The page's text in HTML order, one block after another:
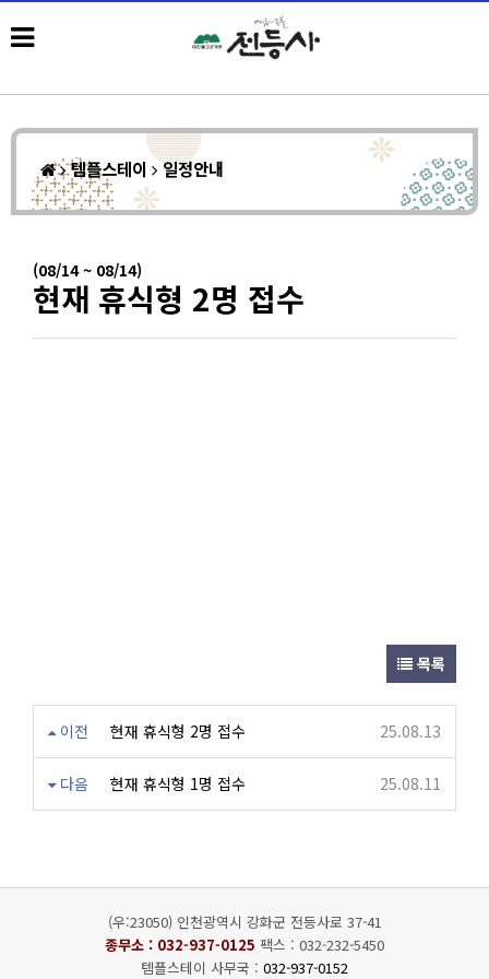
템플스테이 일정안내
(08/14 ~ 08/14)
현재 휴식형 2명 접수
목록
이전 현재 휴식형 2명 접수 25.08.13
다음 현재 휴식형 1명 접수 25.08.11
(우:23050) 인천광역시 강화군 전등사로 37-41
종무소 : 032-937-0125 팩스 : 032-232-5450
템플스테이 사무국 : 032-937-0152